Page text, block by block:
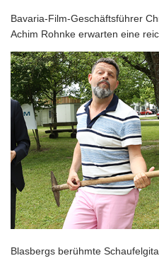
Bavaria-Film-Geschäftsführer
Achim Rohnke erwarten eine
Blasbergs berühmte